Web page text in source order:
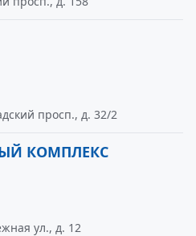
просп., д. 32/2
КОМПЛЕКС
ул., д. 12